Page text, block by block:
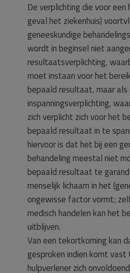
De verplichting die voor een
geval het ziekenhuis)
geneeskundige
wordt in beginsel niet
resultaatsverplichting,
moet instaan voor het
bepaald resultaat, maar als
inspanningsverplichting,
zich verplicht zich voor het
bepaald resultaat in te
hiervoor is dat het bij een
behandeling meestal niet
bepaald resultaat te
menselijk lichaam in het
ongewisse factor vormt;
medisch handelen kan het
uitblijven.
Van een tekortkoming kan
gesproken indien komt
hulpverlener zich